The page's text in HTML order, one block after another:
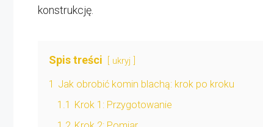
konstrukcję.
Spis treści ukryj
1 Jak obrobić komin blachą: krok po kroku
1.1
Krok 1: Przygotowanie